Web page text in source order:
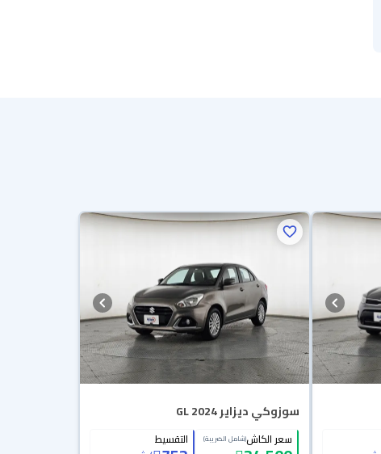
سوزوكي ديزاير GL 2024
سعر الكاش(شامل الضريبة) التقسيط